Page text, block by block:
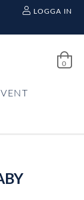
LOGGA IN
0